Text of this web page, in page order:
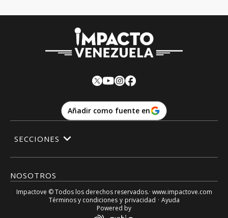
Añadir como fuente en
NOSOTROS
SECCIONES
Impactove © Todos los derechos reservados.· www.impactove.com
Términos y condiciones y privacidad · Ayuda
Powered by